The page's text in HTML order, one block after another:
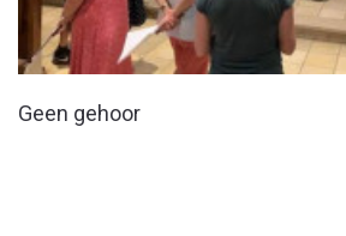
Geen gehoor